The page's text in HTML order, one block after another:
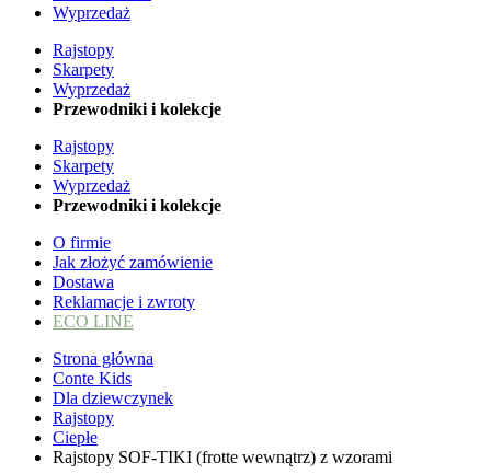
Wyprzedaż
Rajstopy
Skarpety
Wyprzedaż
Przewodniki i kolekcje
Rajstopy
Skarpety
Wyprzedaż
Przewodniki i kolekcje
O firmie
Jak złożyć zamówienie
Dostawa
Reklamacje i zwroty
ECO LINE
Strona główna
Conte Kids
Dla dziewczynek
Rajstopy
Ciepłe
Rajstopy SOF-TIKI (frotte wewnątrz) z wzorami